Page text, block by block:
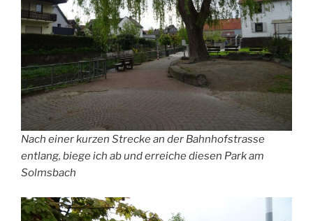
Nach einer kurzen Strecke an der Bahnhofstrasse
entlang, biege ich ab und erreiche diesen Park am
Solmsbach